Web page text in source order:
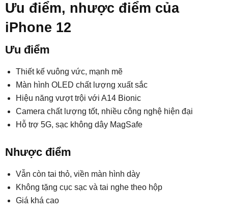
Ưu điểm, nhược điểm của
iPhone 12
Ưu điểm
Thiết kế vuông vức, mạnh mẽ
Màn hình OLED chất lượng xuất sắc
Hiệu năng vượt trội với A14 Bionic
Camera chất lượng tốt, nhiều công nghệ hiện đại
Hỗ trợ 5G, sạc không dây MagSafe
Nhược điểm
Vẫn còn tai thỏ, viền màn hình dày
Không tặng cục sạc và tai nghe theo hộp
Giá khá cao